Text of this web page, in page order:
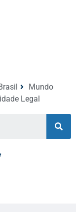
Mundo
Legal